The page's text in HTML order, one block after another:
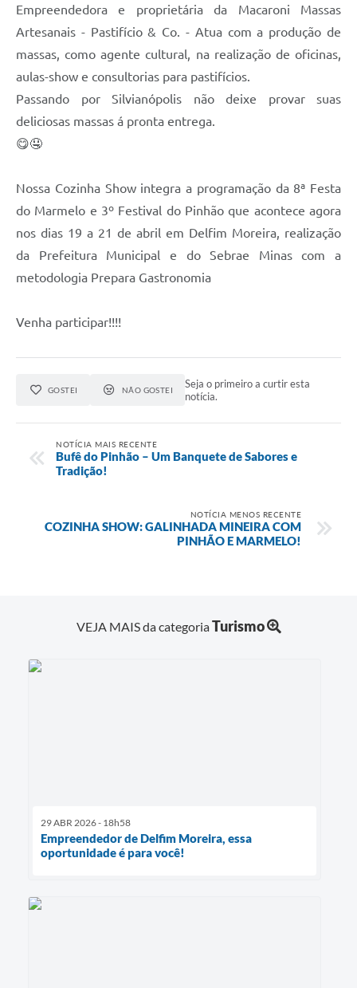
Empreendedora e proprietária da Macaroni Massas
Artesanais - Pastifício & Co. - Atua com a produção de
massas, como agente cultural, na realização de oficinas,
aulas-show e consultorias para pastifícios.
Passando por Silvianópolis não deixe provar suas
deliciosas massas á pronta entrega.
😋🤤
Nossa Cozinha Show integra a programação da 8ª Festa
do Marmelo e 3º Festival do Pinhão que acontece agora
nos dias 19 a 21 de abril em Delfim Moreira, realização
da Prefeitura Municipal e do Sebrae Minas com a
metodologia Prepara Gastronomia
Venha participar!!!!
GOSTEI NÃO GOSTEI
Seja o primeiro a curtir esta
notícia.
NOTÍCIA MAIS RECENTE
Bufê do Pinhão – Um Banquete de Sabores e
Tradição!
NOTÍCIA MENOS RECENTE
COZINHA SHOW: GALINHADA MINEIRA COM
PINHÃO E MARMELO!
VEJA MAIS da categoriaTurismo
29 ABR 2026 - 18h58
Empreendedor de Delfim Moreira, essa
oportunidade é para você!